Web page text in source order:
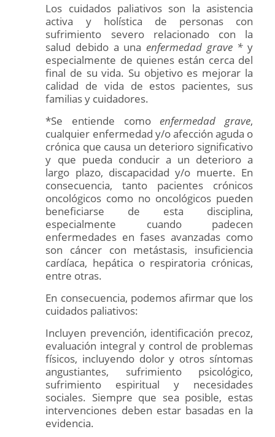
Los cuidados paliativos son la asistencia
activa y holística de personas con
sufrimiento severo relacionado con la
salud debido a una enfermedad grave *y
especialmente de quienes están cerca del
final de su vida. Su objetivo es mejorar la
calidad de vida de estos pacientes, sus
familias y cuidadores.
*Se entiende comoenfermedad grave,
cualquier enfermedad y/o afección aguda o
crónica que causa un deterioro significativo
y que pueda conducir a un deterioro a
largo plazo, discapacidad y/o muerte. En
consecuencia, tanto pacientes crónicos
oncológicos como no oncológicos pueden
beneficiarse de esta disciplina,
especialmente cuando padecen
enfermedades en fases avanzadas como
son cáncer con metástasis, insuficiencia
cardíaca, hepática o respiratoria crónicas,
entre otras.
En consecuencia, podemos afirmar que los
cuidados paliativos:
Incluyen prevención, identificación precoz,
evaluación integral y control de problemas
físicos, incluyendo dolor y otros síntomas
angustiantes, sufrimiento psicológico,
sufrimiento espiritual y necesidades
sociales. Siempre que sea posible, estas
intervenciones deben estar basadas en la
evidencia.